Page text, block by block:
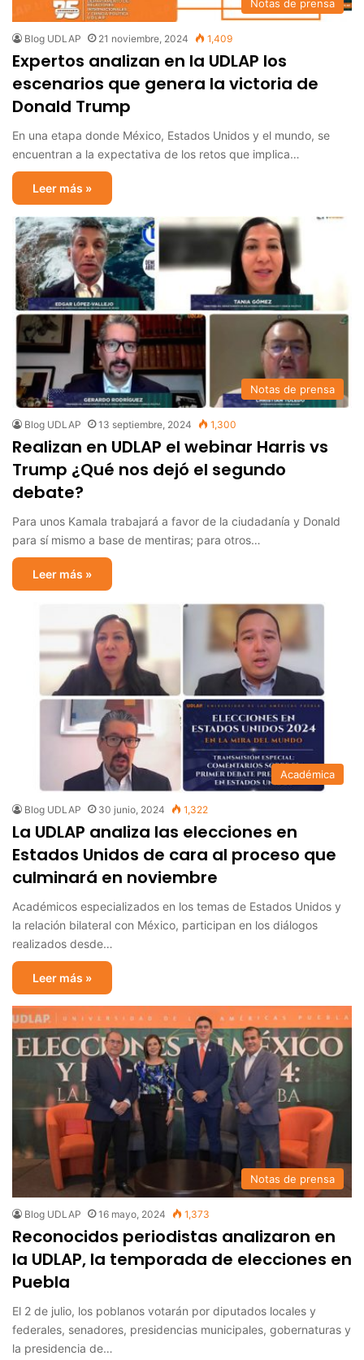
Notas de prensa
Blog UDLAP 21 noviembre, 2024 1,409
Expertos analizan en la UDLAP los
escenarios que genera la victoria de
Donald Trump
En una etapa donde México, Estados Unidos y el mundo, se
encuentran a la expectativa de los retos que implica…
Leer más »
Notas de prensa
Blog UDLAP 13 septiembre, 2024 1,300
Realizan en UDLAP el webinar Harris vs
Trump ¿Qué nos dejó el segundo
debate?
Para unos Kamala trabajará a favor de la ciudadanía y Donald
para sí mismo a base de mentiras; para otros…
Leer más »
Académica
Blog UDLAP 30 junio, 2024 1,322
La UDLAP analiza las elecciones en
Estados Unidos de cara al proceso que
culminará en noviembre
Académicos especializados en los temas de Estados Unidos y
la relación bilateral con México, participan en los diálogos
realizados desde…
Leer más »
Notas de prensa
Blog UDLAP 16 mayo, 2024 1,373
Reconocidos periodistas analizaron en
la UDLAP, la temporada de elecciones en
Puebla
El 2 de julio, los poblanos votarán por diputados locales y
federales, senadores, presidencias municipales, gobernaturas y
la presidencia de…